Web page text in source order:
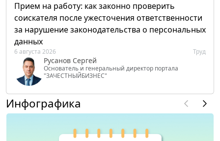
Прием на работу: как законно проверить
соискателя после ужесточения ответственности
за нарушение законодательства о персональных
данных
6 августа 2026 Труд
Русанов Сергей
Основатель и генеральный директор портала
"ЗАЧЕСТНЫЙБИЗНЕС"
Инфографика